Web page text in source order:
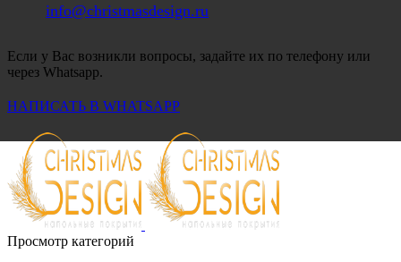
info@christmasdesign.ru
Если у Вас возникли вопросы, задайте их по телефону или
через Whatsapp.
НАПИСАТЬ В WHATSAPP
Просмотр категорий